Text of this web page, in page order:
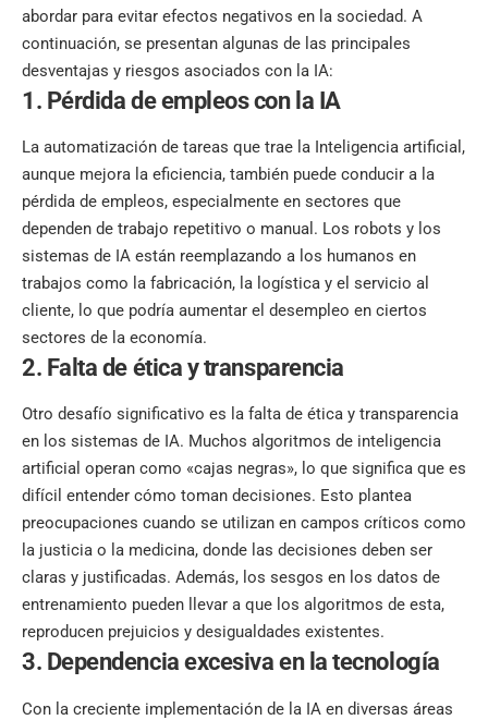
abordar para evitar efectos negativos en la sociedad. A
continuación, se presentan algunas de las principales
desventajas y riesgos asociados con la IA:
1. Pérdida de empleos con la IA
La automatización de tareas que trae la Inteligencia artificial,
aunque mejora la eficiencia, también puede conducir a la
pérdida de empleos, especialmente en sectores que
dependen de trabajo repetitivo o manual. Los robots y los
sistemas de IA están reemplazando a los humanos en
trabajos como la fabricación, la logística y el servicio al
cliente, lo que podría aumentar el desempleo en ciertos
sectores de la economía.
2. Falta de ética y transparencia
Otro desafío significativo es la falta de ética y transparencia
en los sistemas de IA. Muchos algoritmos de inteligencia
artificial operan como «cajas negras», lo que significa que es
difícil entender cómo toman decisiones. Esto plantea
preocupaciones cuando se utilizan en campos críticos como
la justicia o la medicina, donde las decisiones deben ser
claras y justificadas. Además, los sesgos en los datos de
entrenamiento pueden llevar a que los algoritmos de esta,
reproducen prejuicios y desigualdades existentes.
3. Dependencia excesiva en la tecnología
Con la creciente implementación de la IA en diversas áreas